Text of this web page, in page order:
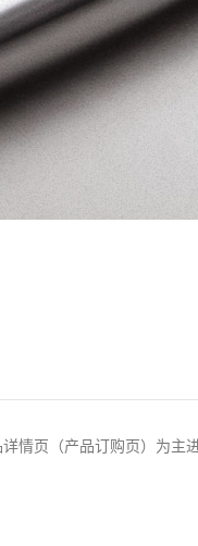
情页（产品订购页）为主